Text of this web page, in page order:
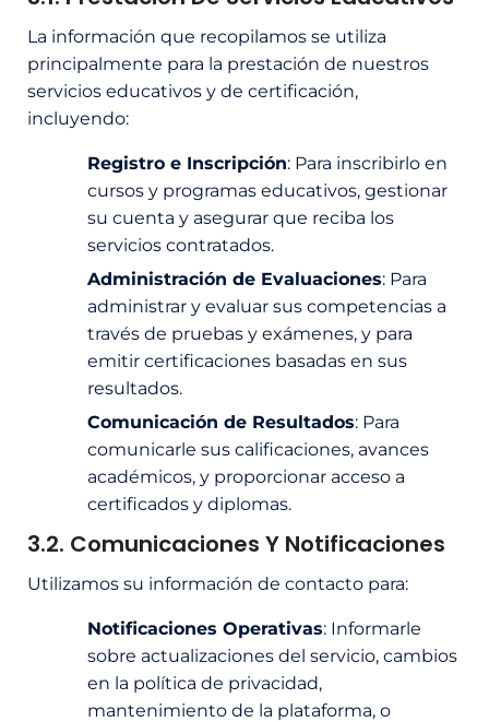
La información que recopilamos se utiliza
principalmente para la prestación de nuestros
servicios educativos y de certificación,
incluyendo:
Registro e Inscripción: Para inscribirlo en
cursos y programas educativos, gestionar
su cuenta y asegurar que reciba los
servicios contratados.
Administración de Evaluaciones: Para
administrar y evaluar sus competencias a
través de pruebas y exámenes, y para
emitir certificaciones basadas en sus
resultados.
Comunicación de Resultados: Para
comunicarle sus calificaciones, avances
académicos, y proporcionar acceso a
certificados y diplomas.
3.2. Comunicaciones Y Notificaciones
Utilizamos su información de contacto para:
Notificaciones Operativas: Informarle
sobre actualizaciones del servicio, cambios
en la política de privacidad,
mantenimiento de la plataforma, o